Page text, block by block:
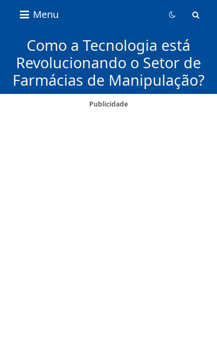
Content Menu
Como a Tecnologia está
Revolucionando o Setor de
Farmácias de Manipulação?